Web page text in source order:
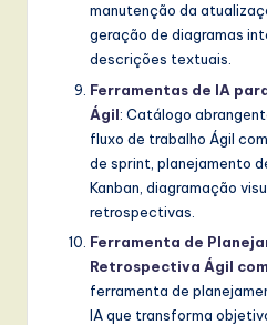
manutenção da
geração de diagramas
descrições textuais.
Ferramentas de IA
Ágil: Catálogo
fluxo de trabalho Ágil
de sprint, planejamento
Kanban, diagramação
retrospectivas.
Ferramenta de
Retrospectiva Ágil
ferramenta de
IA que transforma